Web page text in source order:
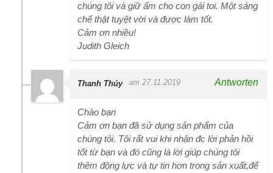
chúng tôi và giữ ấm cho con gái toi. Một sáng
chế thật tuyệt vời và được làm tốt.
Cảm ơn nhiều!
Judith Gleich
Thanh Thúy am 27.11.2019 Antworten
Chào bạn
Cảm ơn bạn đã sử dụng sản phẩm của
chúng tôi. Tôi rất vui khi nhận đc lời phản hồi
tốt từ bạn và đó cũng là lời giúp chúng tôi
thêm động lực và tự tin hơn trong sản xuất,để